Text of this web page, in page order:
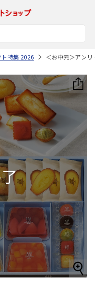
特集 2026 ＜お中元＞アン